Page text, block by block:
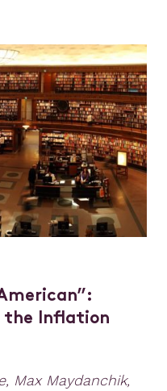
the Inflation
Max Maydanchik,